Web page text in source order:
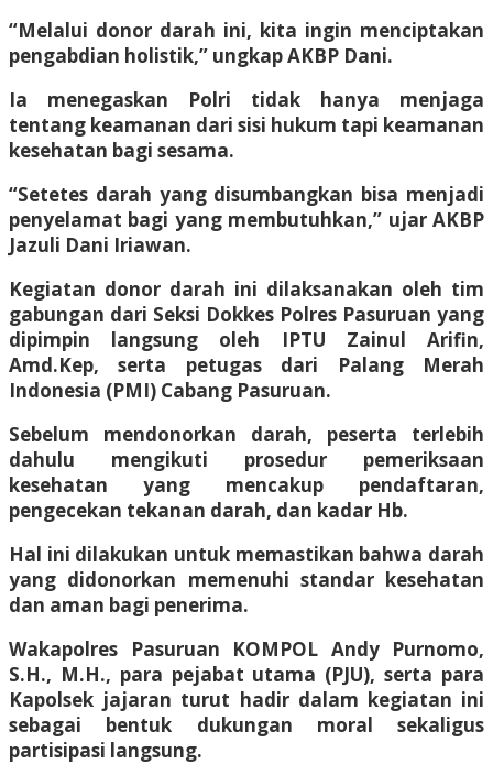
“Melalui donor darah ini, kita ingin menciptakan
pengabdian holistik,” ungkap AKBP Dani.
Ia menegaskan Polri tidak hanya menjaga
tentang keamanan dari sisi hukum tapi keamanan
kesehatan bagi sesama.
“Setetes darah yang disumbangkan bisa menjadi
penyelamat bagi yang membutuhkan,” ujar AKBP
Jazuli Dani Iriawan.
Kegiatan donor darah ini dilaksanakan oleh tim
gabungan dari Seksi Dokkes Polres Pasuruan yang
dipimpin langsung oleh IPTU Zainul Arifin,
Amd.Kep, serta petugas dari Palang Merah
Indonesia (PMI) Cabang Pasuruan.
Sebelum mendonorkan darah, peserta terlebih
dahulu mengikuti prosedur pemeriksaan
kesehatan yang mencakup pendaftaran,
pengecekan tekanan darah, dan kadar Hb.
Hal ini dilakukan untuk memastikan bahwa darah
yang didonorkan memenuhi standar kesehatan
dan aman bagi penerima.
Wakapolres Pasuruan KOMPOL Andy Purnomo,
S.H., M.H., para pejabat utama (PJU), serta para
Kapolsek jajaran turut hadir dalam kegiatan ini
sebagai bentuk dukungan moral sekaligus
partisipasi langsung.